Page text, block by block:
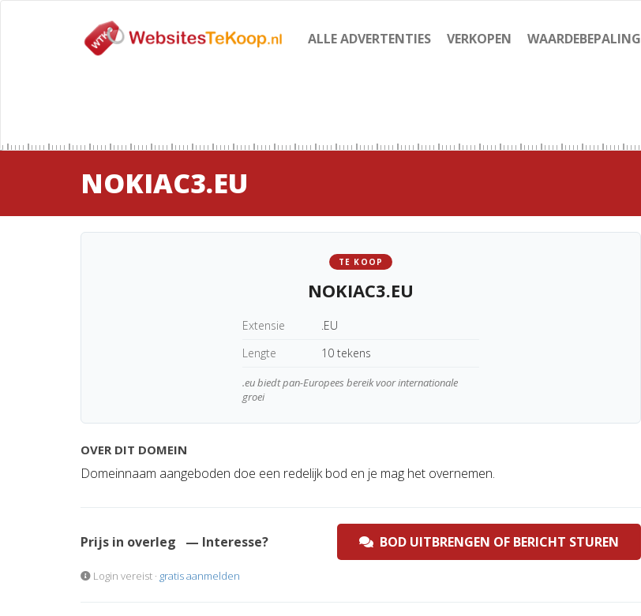
ALLE ADVERTENTIES VERKOPEN WAARDEBEPALING
NOKIAC3.EU
TE KOOP
NOKIAC3.EU
Extensie
.EU
Lengte
10 tekens
.eu biedt pan-Europees bereik voor internationale
groei
OVER DIT DOMEIN
Domeinnaam aangeboden doe een redelijk bod en je mag het overnemen.
Prijs in overleg — Interesse? BOD UITBRENGEN OF BERICHT STUREN
Login vereist · gratis aanmelden